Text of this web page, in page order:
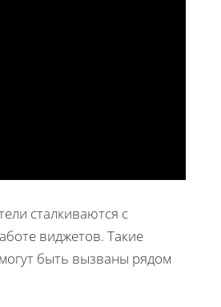
сталкиваются с
виджетов. Такие
быть вызваны рядом